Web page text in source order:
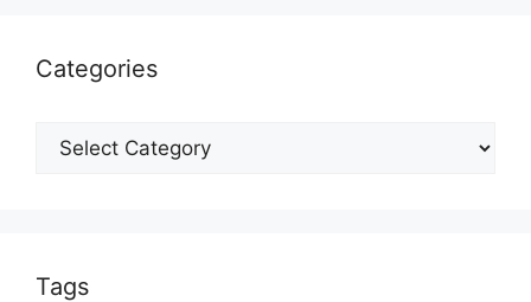
Categories
Categories
Tags